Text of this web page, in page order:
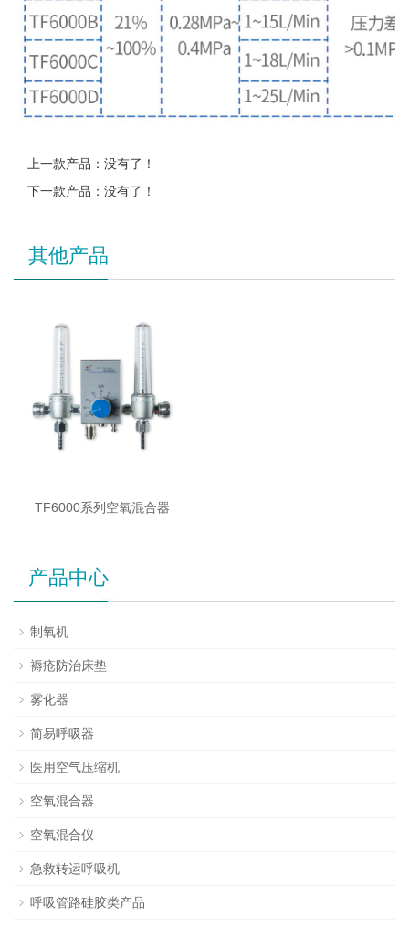
上一款产品：没有了！
下一款产品：没有了！
其他产品
TF6000系列空氧混合器
产品中心
制氧机
褥疮防治床垫
雾化器
简易呼吸器
医用空气压缩机
空氧混合器
空氧混合仪
急救转运呼吸机
呼吸管路硅胶类产品